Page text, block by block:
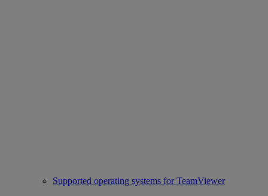
Supported operating systems for TeamViewer